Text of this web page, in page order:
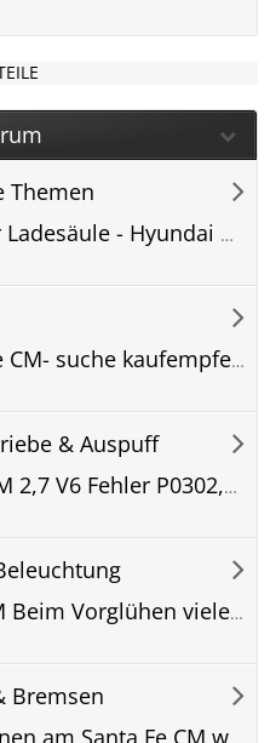
Themen
Erfahrungen an der Ladesäule - Hyundai SantaFe (MX5) laden - Bilder und Erkenntnisse - Ladestation, öffentlich.
Sitzbezüge Santa Fe CM- suche kaufempfehlung
& Auspuff
Hyundai SantaFe CM 2,7 V6 Fehler P0302,P0016,P0430,P0306,P0420,P0300 Kurbelwellen und Nockenwellen Sensor schon gewechselt
Santa Fe 2,0 4x4 CM Beim Vorglühen viele Warnlampen im Display
Bremsen